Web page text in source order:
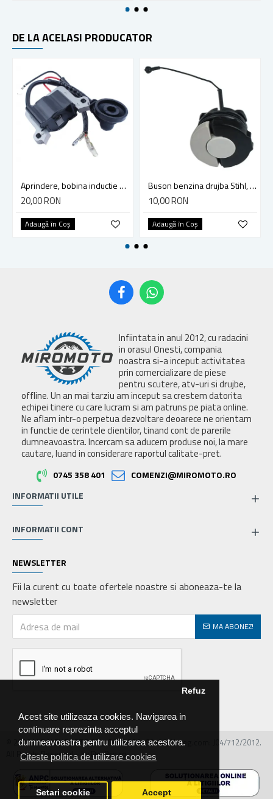
Acest site utilizeaza cookies. Navigarea in
continuare reprezinta acceptul
dumneavoastra pentru utilizarea acestora.
Citeste politica de utilizare cookies
Refuz
Setari cookie Accept
DE LA ACELASI PRODUCATOR
Aprindere, bobina inductie motocoasa chinezeasca TL43 TL 52, Ruris Dac 210, Dac 310
20,00 RON
Adaugă în Coş
Buson benzina drujba Stihl, model cu clapeta
10,00 RON
Adaugă în Coş
Infiintata in anul 2012, cu radacini
in orasul Onesti, compania
noastra si-a inceput activitatea
prin comercializare de piese
pentru scutere, atv-uri si drujbe,
offline. Un an mai tarziu am inceput sa crestem datorita
echipei tinere cu care lucram si am patruns pe piata online.
Ne aflam intr-o perpetua dezvoltare deoarece ne orientam
in functie de cerintele clientilor, tinand cont de parerile
dumneavoastra. Incercam sa aducem produse noi, la mare
cautare, luand in considerare raportul calitate-pret.
0745 358 401
COMENZI@MIROMOTO.RO
INFORMATII UTILE
INFORMATII CONT
NEWSLETTER
Fii la curent cu toate ofertele noastre si aboneaza-te la
newsletter
MA ABONEZ!
© 2026 MIRALEX PARTS SRL, CIF: RO30468586, Nr.reg.com: J04/712/2012.
All Rights Reserved - by DevPro.ro